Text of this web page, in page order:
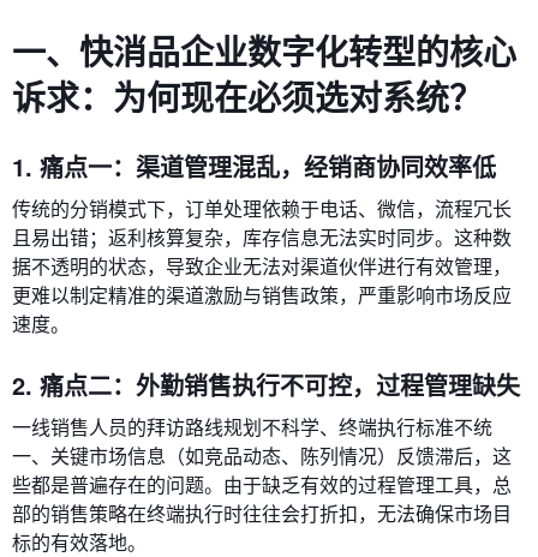
一、快消品企业数字化转型的核心
诉求：为何现在必须选对系统？
1. 痛点一：渠道管理混乱，经销商协同效率低
传统的分销模式下，订单处理依赖于电话、微信，流程冗长
且易出错；返利核算复杂，库存信息无法实时同步。这种数
据不透明的状态，导致企业无法对渠道伙伴进行有效管理，
更难以制定精准的渠道激励与销售政策，严重影响市场反应
速度。
2. 痛点二：外勤销售执行不可控，过程管理缺失
一线销售人员的拜访路线规划不科学、终端执行标准不统
一、关键市场信息（如竞品动态、陈列情况）反馈滞后，这
些都是普遍存在的问题。由于缺乏有效的过程管理工具，总
部的销售策略在终端执行时往往会打折扣，无法确保市场目
标的有效落地。